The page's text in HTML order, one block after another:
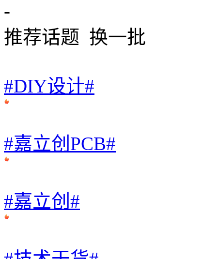
-
推荐话题 换一批
#DIY设计#
#嘉立创PCB#
#嘉立创#